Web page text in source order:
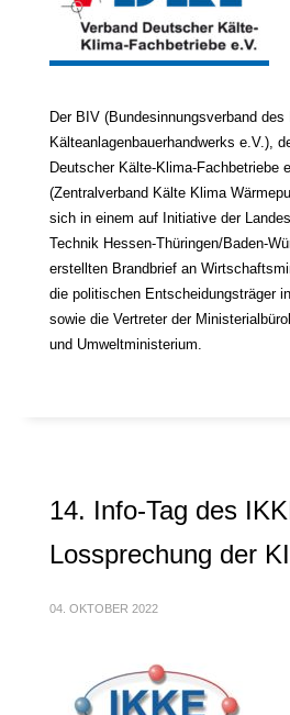
Der BIV (Bundesinnungsverband des
Kälteanlagenbauerhandwerks e.V.),
Deutscher Kälte-Klima-Fachbetriebe
(Zentralverband Kälte Klima
sich in einem auf Initiative der
Technik Hessen-Thüringen/Baden-
erstellten Brandbrief an
die politischen Entscheidungsträger
sowie die Vertreter der
und Umweltministerium.
14. Info-Tag des
Lossprechung der
04. OKTOBER 2022